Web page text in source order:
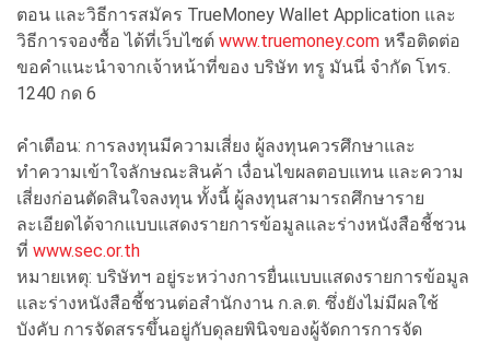
ตอน และวิธีการสมัคร TrueMoney Wallet Application และ
วิธีการจองซื้อ ได้ที่เว็บไซต์ www.truemoney.com หรือติดต่อ
ขอคำแนะนำจากเจ้าหน้าที่ของ บริษัท ทรู มันนี่ จำกัด โทร.
1240 กด 6
คำเตือน: การลงทุนมีความเสี่ยง ผู้ลงทุนควรศึกษาและ
ทำความเข้าใจลักษณะสินค้า เงื่อนไขผลตอบแทน และความ
เสี่ยงก่อนตัดสินใจลงทุน ทั้งนี้ ผู้ลงทุนสามารถศึกษาราย
ละเอียดได้จากแบบแสดงรายการข้อมูลและร่างหนังสือชี้ชวน
ที่ www.sec.or.th
หมายเหตุ: บริษัทฯ อยู่ระหว่างการยื่นแบบแสดงรายการข้อมูล
และร่างหนังสือชี้ชวนต่อสำนักงาน ก.ล.ต. ซึ่งยังไม่มีผลใช้
บังคับ การจัดสรรขึ้นอยู่กับดุลยพินิจของผู้จัดการการจัด